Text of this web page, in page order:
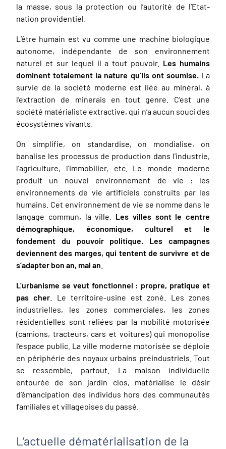
la masse, sous la protection ou l’autorité de l’Etat-
nation providentiel.
L’être humain est vu comme une machine biologique
autonome, indépendante de son environnement
naturel et sur lequel il a tout pouvoir. Les humains
dominent totalement la nature qu’ils ont soumise.La
survie de la société moderne est liée au minéral, à
l’extraction de minerais en tout genre. C’est une
société matérialiste extractive, qui n’a aucun souci des
écosystèmes vivants.
On simplifie, on standardise, on mondialise, on
banalise les processus de production dans l’industrie,
l’agriculture, l’immobilier, etc. Le monde moderne
produit un nouvel environnement de vie : les
environnements de vie artificiels construits par les
humains. Cet environnement de vie se nomme dans le
langage commun, la ville. Les villes sont le centre
démographique, économique, culturel et le
fondement du pouvoir politique. Les campagnes
deviennent des marges, qui tentent de survivre et de
s’adapter bon an, mal an
L’urbanisme se veut fonctionnel : propre, pratique et
pas cher . Le territoire-usine est zoné. Les zones
industrielles, les zones commerciales, les zones
résidentielles sont reliées par la mobilité motorisée
(camions, tracteurs, cars et voitures) qui monopolise
l’espace public. La ville moderne motorisée se déploie
en périphérie des noyaux urbains préindustriels. Tout
se ressemble, partout. La maison individuelle
entourée de son jardin clos, matérialise le désir
d’émancipation des individus hors des communautés
familiales et villageoises du passé.
L’actuelle dématérialisation de la